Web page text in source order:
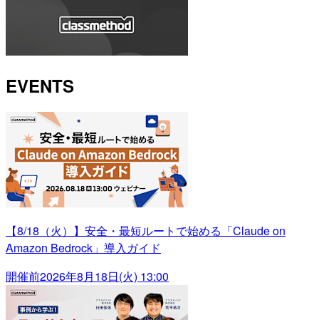
EVENTS
【8/18（火）】安全・最短ルートで始める「Claude on
Amazon Bedrock」導入ガイド
開催前2026年8月18日(火) 13:00